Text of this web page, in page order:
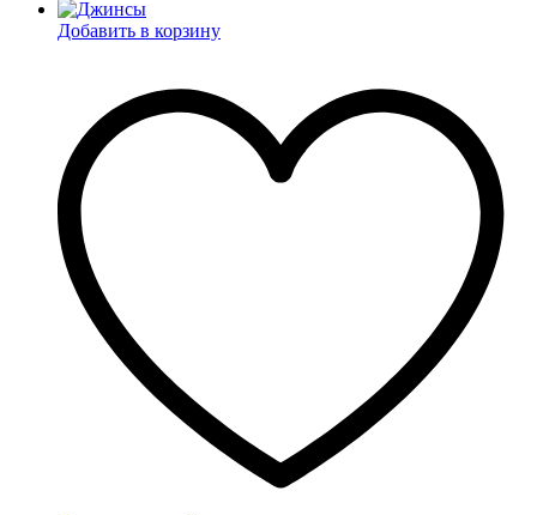
Добавить в корзину